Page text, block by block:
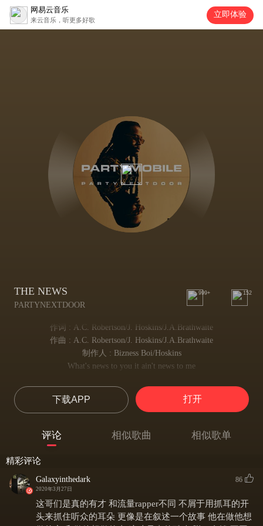
网易云音乐
来云音乐，听更多好歌
立即体验
THE NEWS
PARTYNEXTDOOR
999+ 152
作词 : A.C. Robertson/J. Hoskins/J.A.Brathwaite
作曲 : A.C. Robertson/J. Hoskins/J.A.Brathwaite
制作人 : Bizness Boi/Hoskins
What's news to you it ain't news to me
What's news to you
已经不再使我感到新鲜
What's news to you it ain't news to me
尽管它们使你讶异惊诧
And what's blue to you it ain't blue to me
Oh
Hurt me then tell me "Man up"
下载APP 打开
评论 相似歌曲 相似歌单
精彩评论
Galaxyinthedark
2020年3月27日
86
这哥们是真的有才 和流量rapper不同 不屑于用抓耳的开
头来抓住听众的耳朵 更像是在叙述一个故事 他在做他想